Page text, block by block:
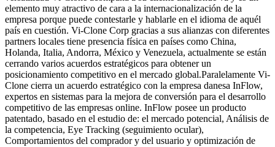
elemento muy atractivo de cara a la internacionalización de la
empresa porque puede contestarle y hablarle en el idioma de aquél
país en cuestión. Vi-Clone Corp gracias a sus alianzas con diferentes
partners locales tiene presencia física en países como China,
Holanda, Italia, Andorra, México y Venezuela, actualmente se están
cerrando varios acuerdos estratégicos para obtener un
posicionamiento competitivo en el mercado global.Paralelamente Vi-
Clone cierra un acuerdo estratégico con la empresa danesa InFlow,
expertos en sistemas para la mejora de conversión para el desarrollo
competitivo de las empresas online. InFlow posee un producto
patentado, basado en el estudio de: el mercado potencial, Análisis de
la competencia, Eye Tracking (seguimiento ocular),
Comportamientos del comprador y del usuario y optimización de